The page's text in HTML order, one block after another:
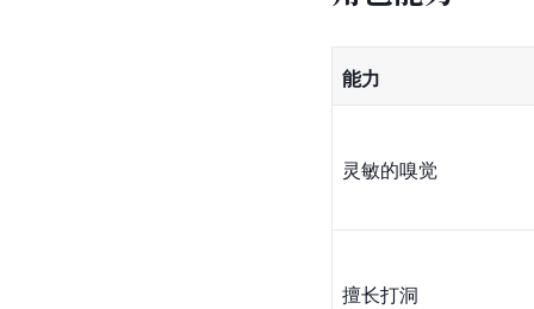
能力
灵敏的嗅觉
擅长打洞